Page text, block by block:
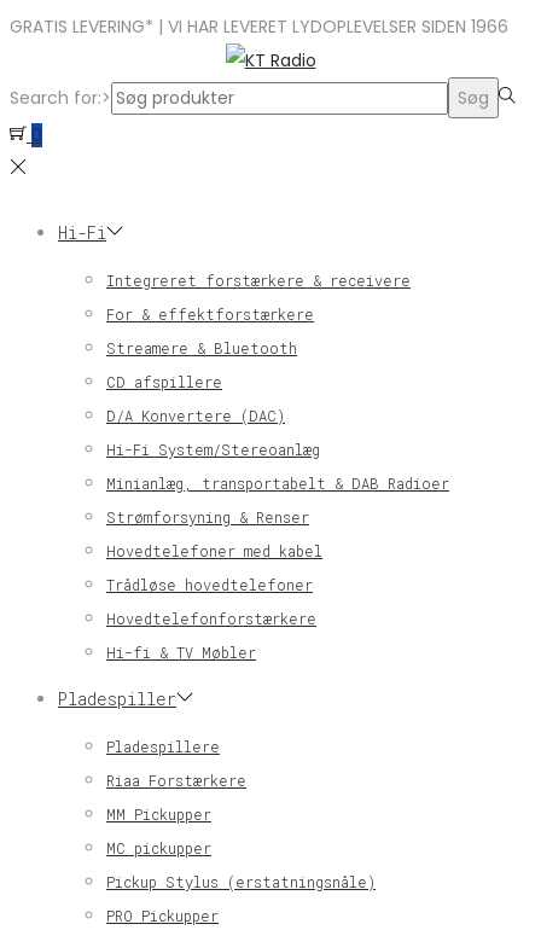
GRATIS LEVERING* | VI HAR LEVERET LYDOPLEVELSER SIDEN 1966
Search for:>
Søg
0
Hi-Fi
Integreret forstærkere & receivere
For & effektforstærkere
Streamere & Bluetooth
CD afspillere
D/A Konvertere (DAC)
Hi-Fi System/Stereoanlæg
Minianlæg, transportabelt & DAB Radioer
Strømforsyning & Renser
Hovedtelefoner med kabel
Trådløse hovedtelefoner
Hovedtelefonforstærkere
Hi-fi & TV Møbler
Pladespiller
Pladespillere
Riaa Forstærkere
MM Pickupper
MC pickupper
Pickup Stylus (erstatningsnåle)
PRO Pickupper